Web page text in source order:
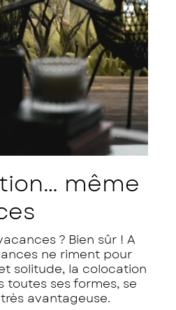
même
? Bien sûr ! A
ne riment pour
solitude, la colocation
toutes ses formes, se
avantageuse.